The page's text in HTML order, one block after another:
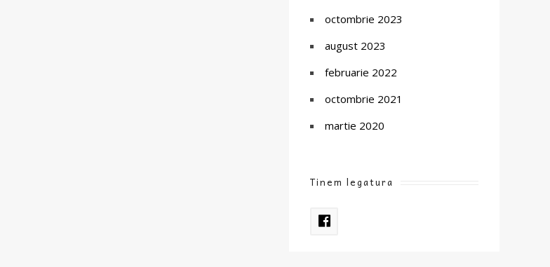
octombrie 2023
august 2023
februarie 2022
octombrie 2021
martie 2020
Tinem legatura